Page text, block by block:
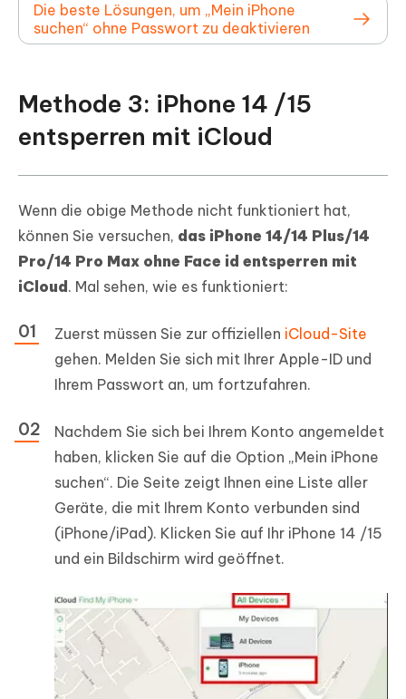
Die beste Lösungen, um „Mein iPhone
suchen“ ohne Passwort zu deaktivieren
Methode 3: iPhone 14 /15
entsperren mit iCloud
Wenn die obige Methode nicht funktioniert hat,
können Sie versuchen, das iPhone 14/14 Plus/14
Pro/14 Pro Max ohne Face id entsperren mit
iCloud . Mal sehen, wie es funktioniert:
Zuerst müssen Sie zur offiziellen iCloud-Site
gehen. Melden Sie sich mit Ihrer Apple-ID und
Ihrem Passwort an, um fortzufahren.
Nachdem Sie sich bei Ihrem Konto angemeldet
haben, klicken Sie auf die Option „Mein iPhone
suchen“. Die Seite zeigt Ihnen eine Liste aller
Geräte, die mit Ihrem Konto verbunden sind
(iPhone/iPad). Klicken Sie auf Ihr iPhone 14 /15
und ein Bildschirm wird geöffnet.